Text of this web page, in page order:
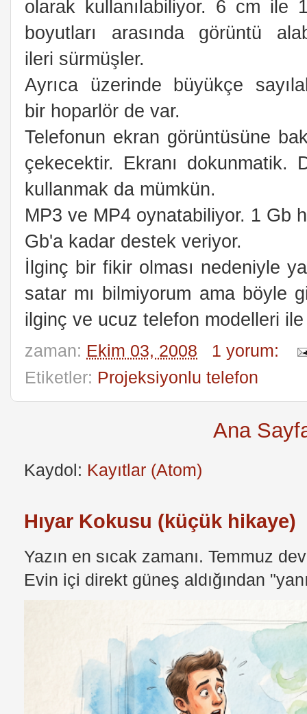
olarak kullanılabiliyor. 6 cm ile
boyutları arasında görüntü
ileri sürmüşler.
Ayrıca üzerinde büyükçe
bir hoparlör de var.
Telefonun ekran görüntüsüne
çekecektir. Ekranı dokunmatik.
kullanmak da mümkün.
MP3 ve MP4 oynatabiliyor. 1 Gb
Gb'a kadar destek veriyor.
İlginç bir fikir olması nedeniyle
satar mı bilmiyorum ama böyle
ilginç ve ucuz telefon modelleri ile
zaman: Ekim 03, 2008
1 yorum:
Etiketler: Projeksiyonlu telefon
Ana
Kaydol: Kayıtlar (Atom)
Hıyar Kokusu (küçük hikaye)
Yazın en sıcak zamanı. Temmuz
Evin içi direkt güneş aldığından